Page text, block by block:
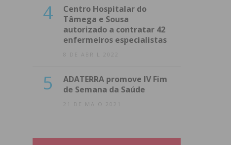
4
Centro Hospitalar do
Tâmega e Sousa
autorizado a contratar 42
enfermeiros especialistas
8 DE ABRIL 2022
5
ADATERRA promove IV Fim
de Semana da Saúde
21 DE MAIO 2021